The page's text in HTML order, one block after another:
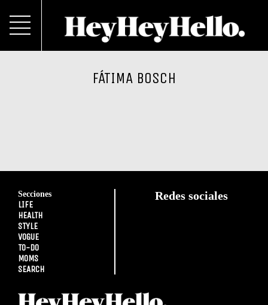
FÁTIMA BOSCH
Secciones
LIFE
HEALTH
STYLE
VOGUE
TO-DO
MOMS
SEARCH
Redes sociales